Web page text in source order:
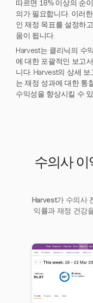
따르면 18% 이상의 순
의가 필요합니다. 이러
인 재정 목표를 설정하
움이 됩니다.
Harvest는 클리닉의 수
에 대한 포괄적인 보고
니다. Harvest의 상세
는 재정 성과에 대한 통
수익성을 향상시킬 수
수의사
Harvest가 수의사
익률과 재정 건강